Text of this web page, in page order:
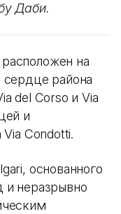
Даби.
на
района
del Corso и Via
и
Condotti.
основанного
и неразрывно